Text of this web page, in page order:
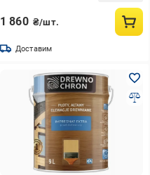
1 860 ₴/шт.
Доставим